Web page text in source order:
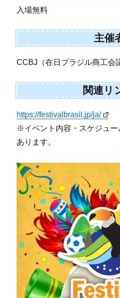
入場無料
主催
CCBJ（在日ブラジル商工会
関連リ
https://festivalbrasil.jp/ja/
※イベント内容・スケジュー
あります。